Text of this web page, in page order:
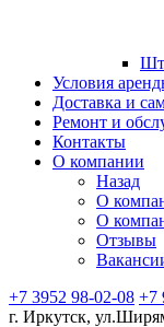
Условия
Доставка и
Ремонт и
Контакты
О компании
Назад
О
О
Отзывы
+7 3952 98-02-08 +7
г. Иркутск,